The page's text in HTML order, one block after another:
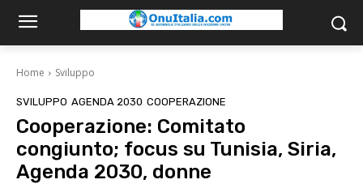
Home Sviluppo
SVILUPPO AGENDA 2030 COOPERAZIONE
Cooperazione: Comitato
congiunto; focus su Tunisia, Siria,
Agenda 2030, donne